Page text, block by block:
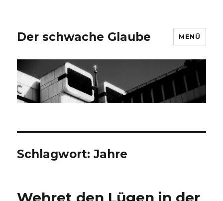
Der schwache Glaube MENÜ
Schlagwort:Jahre
Wehret den Lügen in der